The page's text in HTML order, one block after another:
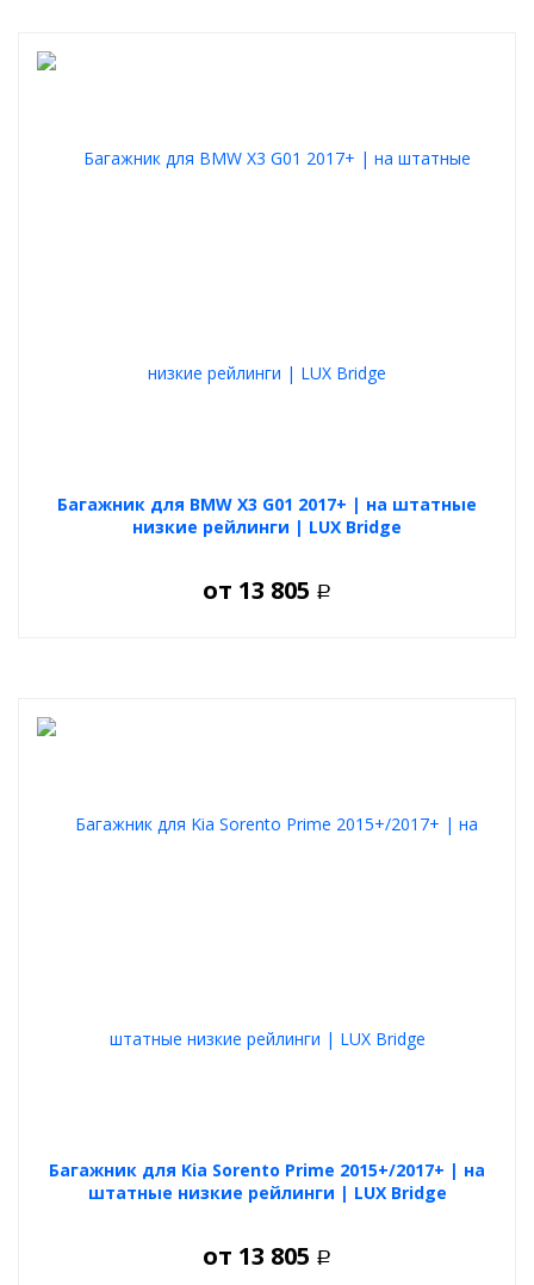
Багажник для BMW X3 G01 2017+ | на штатные
низкие рейлинги | LUX Bridge
от 13 805 Р
Багажник для Kia Sorento Prime 2015+/2017+ | на
штатные низкие рейлинги | LUX Bridge
от 13 805 Р